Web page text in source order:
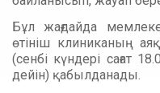
Бұл жағдайда
өтініш клиниканың
(сенбі күндері сағат
дейін) қабылданады.